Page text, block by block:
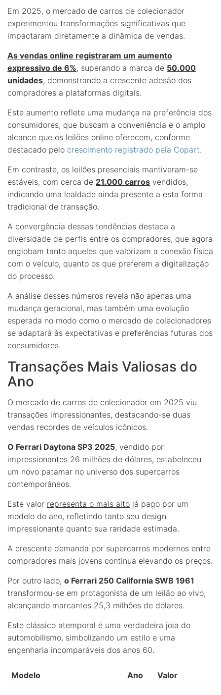
Em 2025, o mercado de carros de colecionador
experimentou transformações significativas que
impactaram diretamente a dinâmica de vendas.
As vendas online registraram um aumento
expressivo de 6%, superando a marca de 50.000
unidades, demonstrando a crescente adesão dos
compradores a plataformas digitais.
Este aumento reflete uma mudança na preferência dos
consumidores, que buscam a conveniência e o amplo
alcance que os leilões online oferecem, conforme
destacado pelo crescimento registrado pela Copart.
Em contraste, os leilões presenciais mantiveram-se
estáveis, com cerca de 21.000 carros vendidos,
indicando uma lealdade ainda presente a esta forma
tradicional de transação.
A convergência dessas tendências destaca a
diversidade de perfis entre os compradores, que agora
englobam tanto aqueles que valorizam a conexão física
com o veículo, quanto os que preferem a digitalização
do processo.
A análise desses números revela não apenas uma
mudança geracional, mas também uma evolução
esperada no modo como o mercado de colecionadores
se adaptará às expectativas e preferências futuras dos
consumidores.
Transações Mais Valiosas do
Ano
O mercado de carros de colecionador em 2025 viu
transações impressionantes, destacando-se duas
vendas recordes de veículos icônicos.
O Ferrari Daytona SP3 2025, vendido por
impressionantes 26 milhões de dólares, estabeleceu
um novo patamar no universo dos supercarros
contemporâneos.
Este valor representa o mais alto já pago por um
modelo do ano, refletindo tanto seu design
impressionante quanto sua raridade estimada.
A crescente demanda por supercarros modernos entre
compradores mais jovens continua elevando os preços.
Por outro lado, o Ferrari 250 California SWB 1961
transformou-se em protagonista de um leilão ao vivo,
alcançando marcantes 25,3 milhões de dólares.
Este clássico atemporal é uma verdadeira joia do
automobilismo, simbolizando um estilo e uma
engenharia incomparáveis dos anos 60.
Modelo Ano Valor